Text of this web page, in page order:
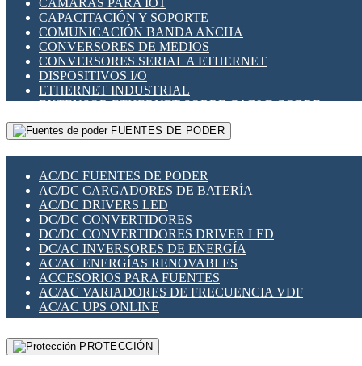
VARIADORES DE FRECUENCIA [VDF]
SECCIONADORES - INTERRUPTORES
MAQUINARIA
INTERFACES DE RELÉ
OTROS RELÉS
PROTECCIÓN TÉRMICA
RELÉS AUTOMOTRICES
RELÉS DE SEÑAL
RELÉS DE ESTADO SÓLIDO SSR
RELÉS INDUSTRIALES
RELÉS MINIATURA DE POTENCIA
SENSORES MAGNÉTICOS
SWITCH Y MICROSWITCH
TARJETAS PI
UNIÓN Y DERIVACIÓN DE CABLE
CAPACITACIÓN Y SOPORTE
COMUNICACIÓN BANDA ANCHA
CONVERSORES DE MEDIOS
CONVERSORES SERIAL A ETHERNET
DISPOSITIVOS I/O
ETHERNET INDUSTRIAL
EXTENSOR ETHERNET SOBRE CABLE COBRE
GATEWAY LORAWAN
GESTIÓN DE REDES
PLACAS MODULARES IOT
SWITCHES Y REDES WIFI
SOLUCIONES IOT
SOLUCIONES LORAWAN
SOLUCIONES RED CELULAR
SEGURIDAD PARA REDES
SWITCHES LAN
TELEFONÍA IP (VOIP)
VIGILANCIA IP (CCTV)
MESHTASTIC
FUENTES DE PODER
AC/DC FUENTES DE PODER
AC/DC CARGADORES DE BATERÍA
AC/DC DRIVERS LED
DC/DC CONVERTIDORES
DC/DC CONVERTIDORES DRIVER LED
DC/AC INVERSORES DE ENERGÍA
AC/AC ENERGÍAS RENOVABLES
ACCESORIOS PARA FUENTES
AC/AC VARIADORES DE FRECUENCIA VDF
AC/AC UPS ONLINE
PROTECCIÓN